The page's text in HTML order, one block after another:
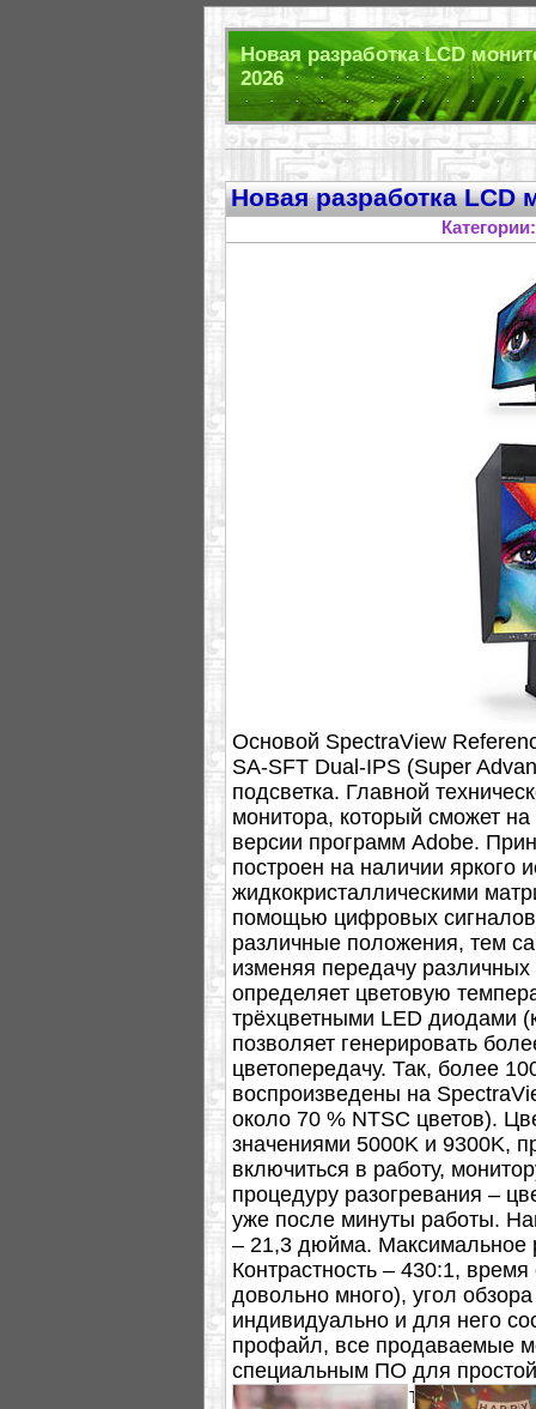
Новая разработка LCD
2026
Новая разработка LCD
Основой SpectraView
SA-SFT Dual-IPS (Super
подсветка. Главной
монитора, который сможет
версии программ Adobe.
построен на наличии яркого
жидкокристаллическими
помощью цифровых
различные положения, тем
изменяя передачу различных
определяет цветовую
трёхцветными LED диодами
позволяет генерировать
цветопередачу. Так, более
воспроизведены на
около 70 % NTSC цветов).
значениями 5000K и 9300K,
включиться в работу,
процедуру разогревания –
уже после минуты работы.
– 21,3 дюйма. Максимальное
Контрастность – 430:1,
довольно много), угол
индивидуально и для него
профайл, все продаваемые
специальным ПО для
экраном на магнитных